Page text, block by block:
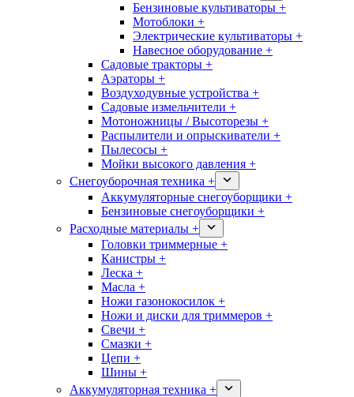
Бензиновые культиваторы +
Мотоблоки +
Электрические культиваторы +
Навесное оборудование +
Садовые тракторы +
Аэраторы +
Воздуходувные устройства +
Садовые измельчители +
Мотоножницы / Высоторезы +
Распылители и опрыскиватели +
Пылесосы +
Мойки высокого давления +
Снегоуборочная техника +
Аккумуляторные снегоуборщики +
Бензиновые снегоуборщики +
Расходные материалы +
Головки триммерные +
Канистры +
Леска +
Масла +
Ножи газонокосилок +
Ножи и диски для триммеров +
Свечи +
Смазки +
Цепи +
Шины +
Аккумуляторная техника +